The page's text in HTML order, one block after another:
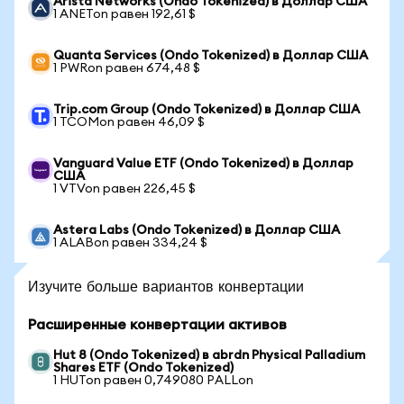
1 ANETon равен 192,61 $
Quanta Services (Ondo Tokenized) в Доллар США
1 PWRon равен 674,48 $
Trip.com Group (Ondo Tokenized) в Доллар США
1 TCOMon равен 46,09 $
Vanguard Value ETF (Ondo Tokenized) в Доллар
США
1 VTVon равен 226,45 $
Astera Labs (Ondo Tokenized) в Доллар США
1 ALABon равен 334,24 $
Изучите больше вариантов конвертации
Расширенные конвертации активов
Hut 8 (Ondo Tokenized) в abrdn Physical Palladium
Shares ETF (Ondo Tokenized)
1 HUTon равен 0,749080 PALLon